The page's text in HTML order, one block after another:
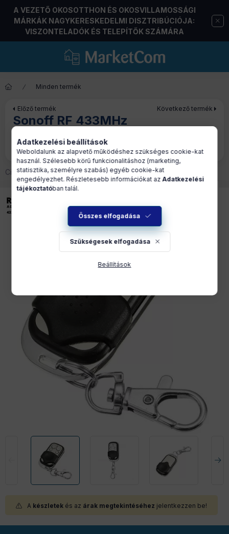
A VEZETŐ OKOSOTTHON ÉS OKOSVILLAMOSSÁGI
MÁRKÁK NAGYKERESKEDELMI DISZTRIBÚCIÓJA:
VISZONTELADÓK ÉS TELEPÍTŐK SZÁMÁRA
Minden termék
Előző termék Következő termék
Sonoff RF 433MHz
(rádiófrekvenciás) 4 gombos
távirányító
Cikkszám:SON-KIE-RF4CR
A készletek és az árak megtekintéséhez jelentkezzen be!
Adatkezelési beállítások
Weboldalunk az alapvető működéshez szükséges cookie-kat
használ. Szélesebb körű funkcionalitáshoz (marketing,
statisztika, személyre szabás) egyéb cookie-kat
engedélyezhet. Részletesebb információkat azAdatkezelési
tájékoztatóban talál.
Összes elfogadása
Szükségesek elfogadása
Beállítások